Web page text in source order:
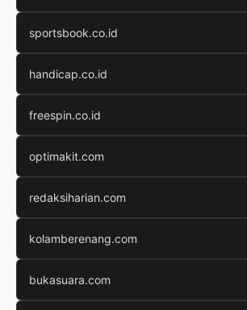
sportsbook.co.id
handicap.co.id
freespin.co.id
optimakit.com
redaksiharian.com
kolamberenang.com
bukasuara.com